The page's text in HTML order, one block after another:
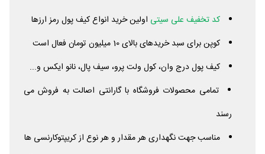
کد تخفیف علی سیتی اولین خرید انواع کیف پول رمز ارزها
کوپن برای سبد خریدهای بالای 10 میلیون تومان فعال است
کیف پول درج وان، کول ولت پرو، سیف پال، نانو ایکس و...
تمامی محصولات فروشگاه با گارانتی اصالت به فروش می
رسند
مناسب جهت نگهداری هر مقدار و هر نوع از کریپتوکارنسی ها